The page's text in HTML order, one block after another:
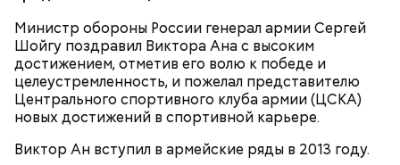
Министр обороны России генерал армии Сергей
Шойгу поздравил Виктора Ана с высоким
достижением, отметив его волю к победе и
целеустремленность, и пожелал представителю
Центрального спортивного клуба армии (ЦСКА)
новых достижений в спортивной карьере.
Виктор Ан вступил в армейские ряды в 2013 году.